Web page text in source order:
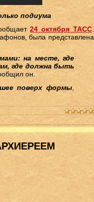
подиума
24 октября ТАСС
была представлена
на месте, где
где должна быть
он.
поверх формы